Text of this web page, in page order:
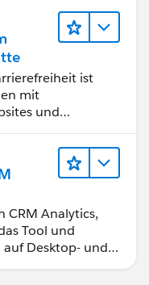
zu
ist
mit
und
CRM Analytics,
Tool und
Desktop- und